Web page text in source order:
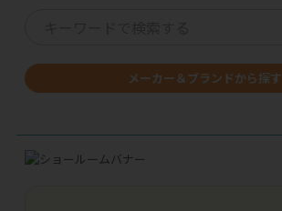
メーカー＆ブランドから探す